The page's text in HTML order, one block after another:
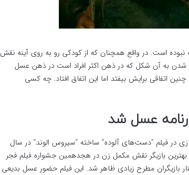
است. در واقع همچنان که از کودکی رو به روی آینه نقش
شدن به آن شکل که در ذهن اکثر افراد است در ذهن عسل
اتفاقی برایش بیفتد اما این اتفاق افتاد. چه کسی
عسل شد
در فیلم “دست‌های آلوده” ساخته “سیروس الوند” در سال
بهترین بازیگر نقش مکمل زن در هجدهمین جشواره فیلم فجر
بازیگران مطرح زیادی ظاهر شد. این فیلم حضور عسل بدیعی